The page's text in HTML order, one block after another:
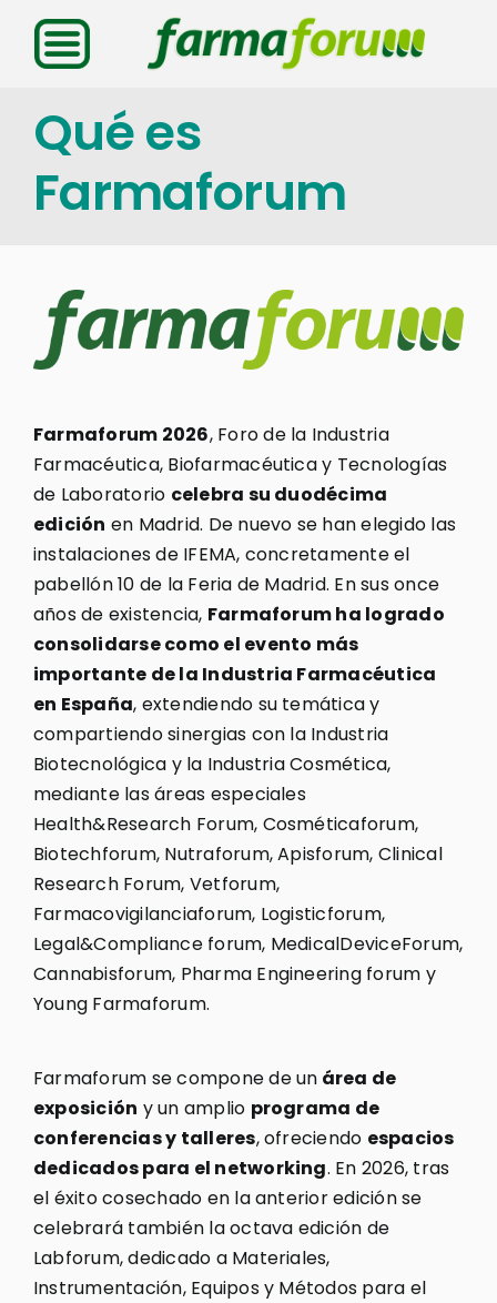
Saltar
contenido
Qué es
Farmaforum
Farmaforum 2026, Foro de la Industria
Farmacéutica, Biofarmacéutica y Tecnologías
de Laboratorio celebra su duodécima
edición en Madrid. De nuevo se han elegido las
instalaciones de IFEMA, concretamente el
pabellón 10 de la Feria de Madrid. En sus once
años de existencia, Farmaforum ha logrado
consolidarse como el evento más
importante de la Industria Farmacéutica
en España, extendiendo su temática y
compartiendo sinergias con la Industria
Biotecnológica y la Industria Cosmética,
mediante las áreas especiales
Health&Research Forum, Cosméticaforum,
Biotechforum, Nutraforum, Apisforum, Clinical
Research Forum, Vetforum,
Farmacovigilanciaforum, Logisticforum,
Legal&Compliance forum, MedicalDeviceForum,
Cannabisforum, Pharma Engineering forum y
Young Farmaforum.
Farmaforum se compone de un área de
exposición y un amplio programa de
conferencias y talleres, ofreciendo espacios
dedicados para el networking. En 2026, tras
el éxito cosechado en la anterior edición se
celebrará también la octava edición de
Labforum, dedicado a Materiales,
Instrumentación, Equipos y Métodos para el